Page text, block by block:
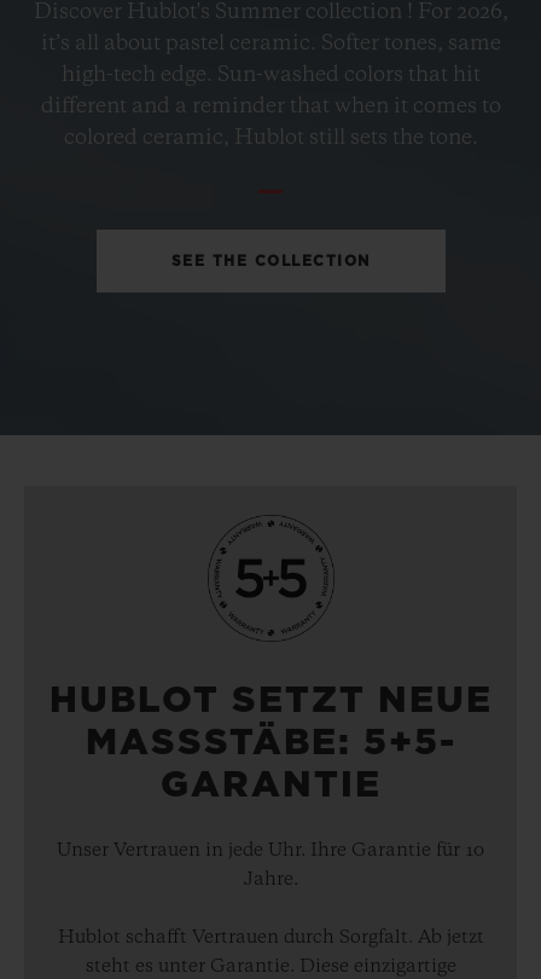
PETROL BLUE CERAMIC
33 MM
EUR 15,200 •
Discover Hublot's Summer collection ! For 2026,
it’s all about pastel ceramic. Softer tones, same
high-tech edge. Sun-washed colors that hit
different and a reminder that when it comes to
colored ceramic, Hublot still sets the tone.
SEE THE COLLECTION
HUBLOT SETZT NEUE
MASSSTÄBE: 5+5-
GARANTIE
Unser Vertrauen in jede Uhr. Ihre Garantie für 10
Jahre.
Hublot schafft Vertrauen durch Sorgfalt. Ab jetzt
steht es unter Garantie. Diese einzigartige